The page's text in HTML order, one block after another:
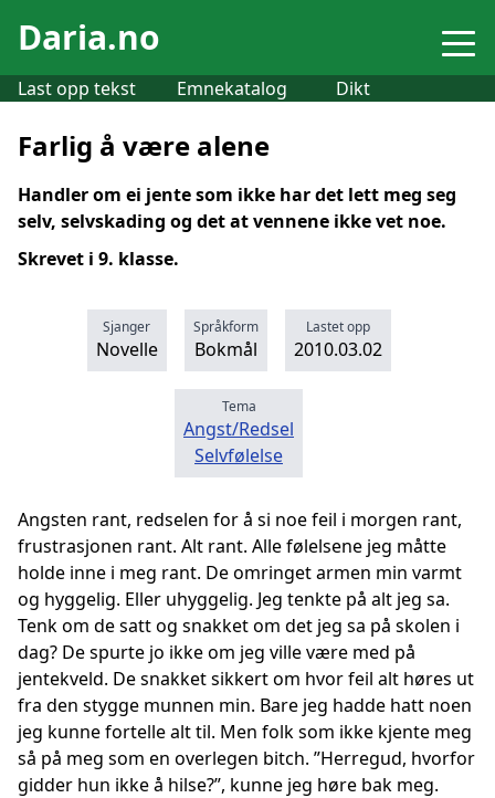
Daria.no
Last opp tekst Emnekatalog Dikt
Farlig å være alene
Handler om ei jente som ikke har det lett meg seg
selv, selvskading og det at vennene ikke vet noe.
Skrevet i 9. klasse.
Sjanger
Novelle
Språkform
Bokmål
Lastet opp
2010.03.02
Tema
Angst/Redsel
Selvfølelse
Angsten rant, redselen for å si noe feil i morgen rant,
frustrasjonen rant. Alt rant. Alle følelsene jeg måtte
holde inne i meg rant. De omringet armen min varmt
og hyggelig. Eller uhyggelig. Jeg tenkte på alt jeg sa.
Tenk om de satt og snakket om det jeg sa på skolen i
dag? De spurte jo ikke om jeg ville være med på
jentekveld. De snakket sikkert om hvor feil alt høres ut
fra den stygge munnen min. Bare jeg hadde hatt noen
jeg kunne fortelle alt til. Men folk som ikke kjente meg
så på meg som en overlegen bitch. ”Herregud, hvorfor
gidder hun ikke å hilse?”, kunne jeg høre bak meg.